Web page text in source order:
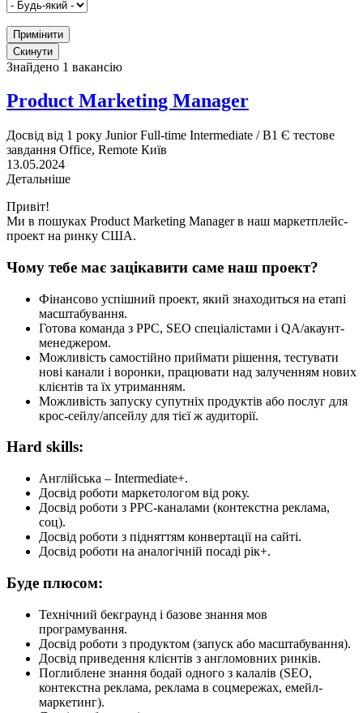
Знайдено 1 вакансію
Product Marketing Manager
Досвід від 1 року Junior Full-time Intermediate / B1 Є тестове
завдання Office, Remote Київ
13.05.2024
Детальніше
Привіт!
Ми в пошуках Product Marketing Manager в наш маркетплейс-
проект на ринку США.
Чому тебе має зацікавити саме наш проект?
Фінансово успішний проект, який знаходиться на етапі
масштабування.
Готова команда з PPC, SEO спеціалістами і QA/акаунт-
менеджером.
Можливість самостійно приймати рішення, тестувати
нові канали і воронки, працювати над залученням нових
клієнтів та їх утриманням.
Можливість запуску супутніх продуктів або послуг для
крос-сейлу/апсейлу для тієї ж аудиторії.
Hard skills:
Англійська – Intermediate+.
Досвід роботи маркетологом від року.
Досвід роботи з PPC-каналами (контекстна реклама,
соц).
Досвід роботи з підняттям конвертації на сайті.
Досвід роботи на аналогічній посаді рік+.
Буде плюсом:
Технічний бекграунд і базове знання мов
програмування.
Досвід роботи з продуктом (запуск або масштабування).
Досвід приведення клієнтів з англомовних ринків.
Поглиблене знання бодай одного з калалів (SEO,
контекстна реклама, реклама в соцмережах, емейл-
маркетинг).